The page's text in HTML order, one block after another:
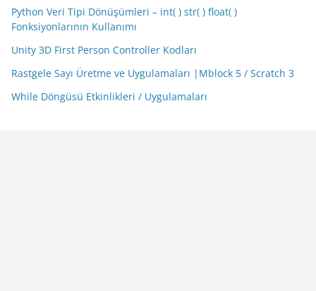
Python Veri Tipi Dönüşümleri – int( ) str( ) float( )
Fonksiyonlarının Kullanımı
Unity 3D First Person Controller Kodları
Rastgele Sayı Üretme ve Uygulamaları |Mblock 5 / Scratch 3
While Döngüsü Etkinlikleri / Uygulamaları